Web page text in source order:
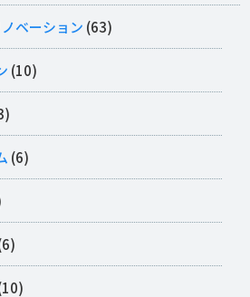
ベーション (63)
(10)
(6)